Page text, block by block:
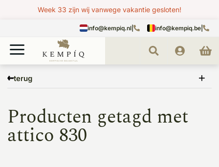
Week 33 zijn wij vanwege vakantie gesloten!
info@kempiq.nl info@kempiq.be
terug
attico 830
Producten getagd met
attico 830